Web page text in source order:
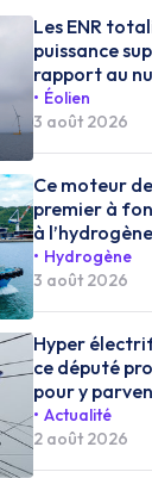
Les ENR
puissance
rapport au
Éolien
3 août 2026
Ce moteur
premier à
à l’hydrogène
Hydrogène
3 août 2026
Hyper
ce député
pour y
Actualité
2 août 2026